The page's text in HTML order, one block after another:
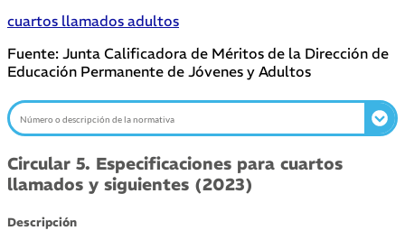
cuartos llamados adultos
Fuente: Junta Calificadora de Méritos de la Dirección de
Educación Permanente de Jóvenes y Adultos
Circular 5. Especificaciones para cuartos
llamados y siguientes (2023)
Descripción